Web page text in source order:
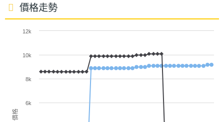
◎ 6.7 吋 2,340 x 1,080pixels 解析度 Super
AMOLED 螢幕（120Hz 更新率）
◎ 8GB RAM / 128GB ROM（秘境黑、夜光紫、滑雪
白、極光綠）
◎ 8GB RAM / 256GB ROM（秘境黑、夜光紫、滑雪
白）
主螢幕
材質
Super AMOLED
主螢幕
120 Hz
主螢幕
價格走勢
價格
6k
8k
10k
12k